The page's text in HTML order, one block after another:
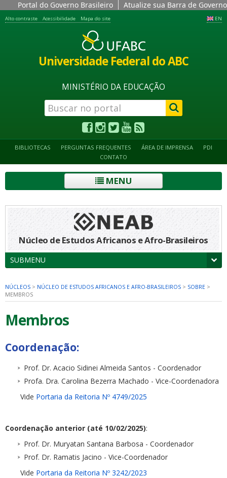
Portal do Governo Brasileiro Atualize sua Barra de Governo
EN
Alto contraste Acessibilidade Mapa do site
Universidade Federal do ABC
MINISTÉRIO DA EDUCAÇÃO
BIBLIOTECAS PERGUNTAS FREQUENTES ÁREA DE IMPRENSA
PDI
CONTATO
MENU
Núcleo de Estudos Africanos e Afro-Brasileiros
SUBMENU
NÚCLEOS > NÚCLEO DE ESTUDOS AFRICANOS E AFRO-BRASILEIROS > SOBRE >
MEMBROS
Membros
Coordenação:
Prof. Dr. Acacio Sidinei Almeida Santos - Coordenador
Profa. Dra. Carolina Bezerra Machado - Vice-Coordenadora
Vide Portaria da Reitoria Nº 4749/2025
Coordenação anterior (até 10/02/2025):
Prof. Dr. Muryatan Santana Barbosa - Coordenador
Prof. Dr. Ramatis Jacino - Vice-Coordenador
Vide Portaria da Reitoria Nº 3242/2023